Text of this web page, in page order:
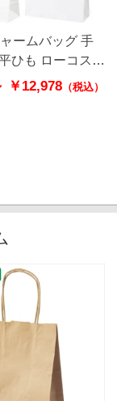
ームバッグ 手
ひも ローコスト
地
￥12,978（税込）